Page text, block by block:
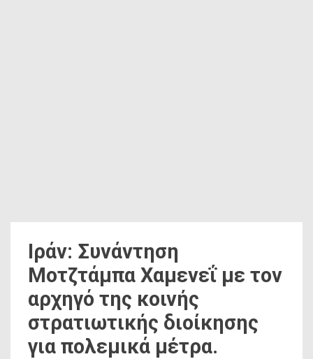
Ιράν: Συνάντηση
Μοτζτάμπα Χαμενεΐ με τον
αρχηγό της κοινής
στρατιωτικής διοίκησης
για πολεμικά μέτρα.